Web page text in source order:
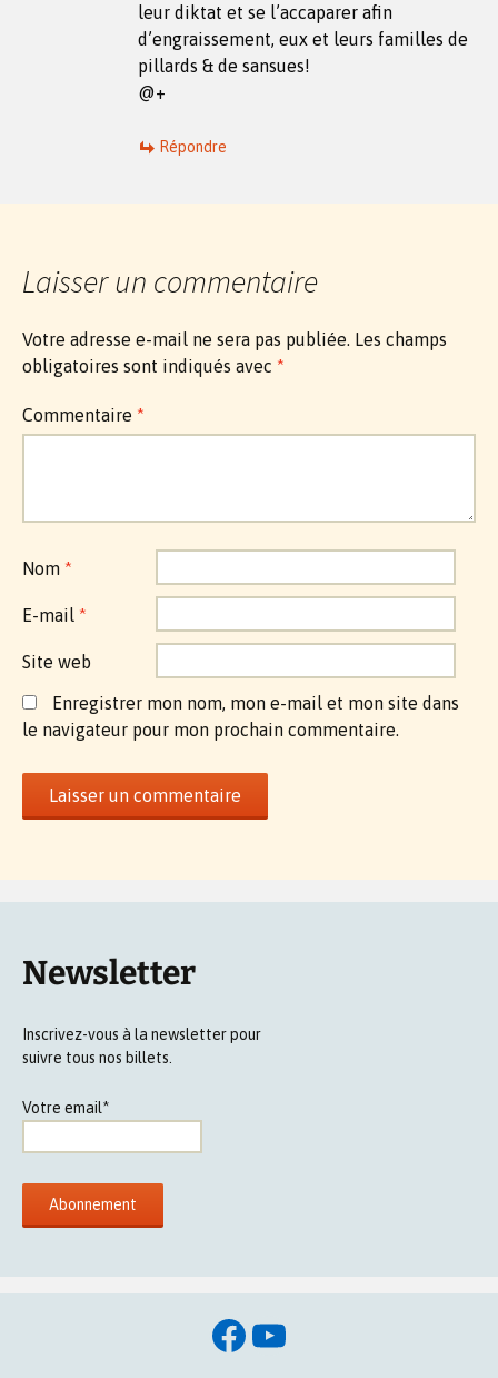
leur diktat et se l’accaparer afin
d’engraissement, eux et leurs familles de
pillards & de sansues!
@+
Répondre
Laisser un commentaire
Votre adresse e-mail ne sera pas publiée. Les champs
obligatoires sont indiqués avec *
Commentaire *
Nom *
E-mail *
Site web
Enregistrer mon nom, mon e-mail et mon site dans
le navigateur pour mon prochain commentaire.
Newsletter
Inscrivez-vous à la newsletter pour
suivre tous nos billets.
Votre email*
Facebook
YouTube